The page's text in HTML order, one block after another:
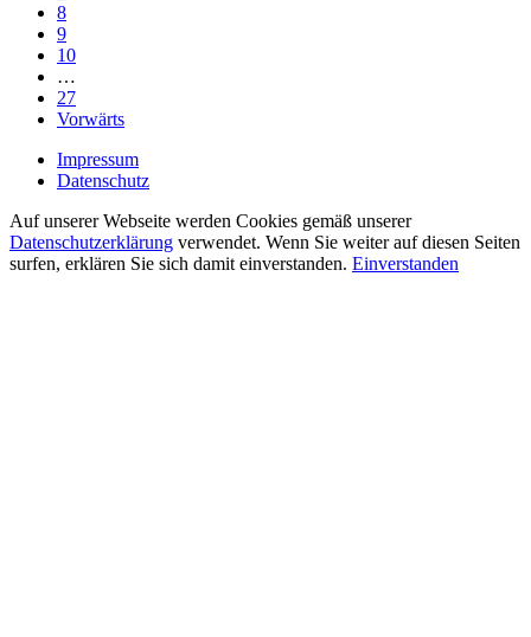
8
9
10
…
27
Vorwärts
Impressum
Datenschutz
Auf unserer Webseite werden Cookies gemäß unserer
Datenschutzerklärung verwendet. Wenn Sie weiter auf diesen Seiten
surfen, erklären Sie sich damit einverstanden. Einverstanden